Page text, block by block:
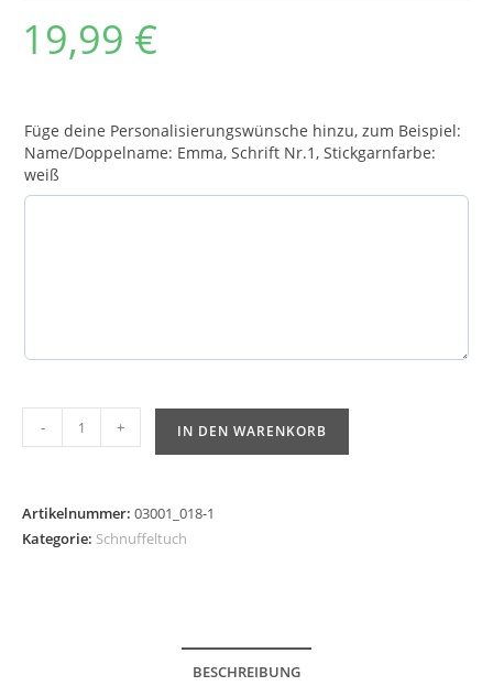
19,99 €
Füge deine Personalisierungswünsche hinzu, zum Beispiel:
Name/Doppelname: Emma, Schrift Nr.1, Stickgarnfarbe:
weiß
- + IN DEN WARENKORB
Artikelnummer: 03001_018-1
Kategorie: Schnuffeltuch
BESCHREIBUNG